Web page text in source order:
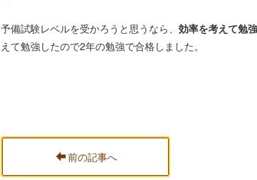
予備試験レベルを受かろうと思うなら、 効率を考えて勉強
えて勉強したので2年の勉強で合格しました。
前の記事へ